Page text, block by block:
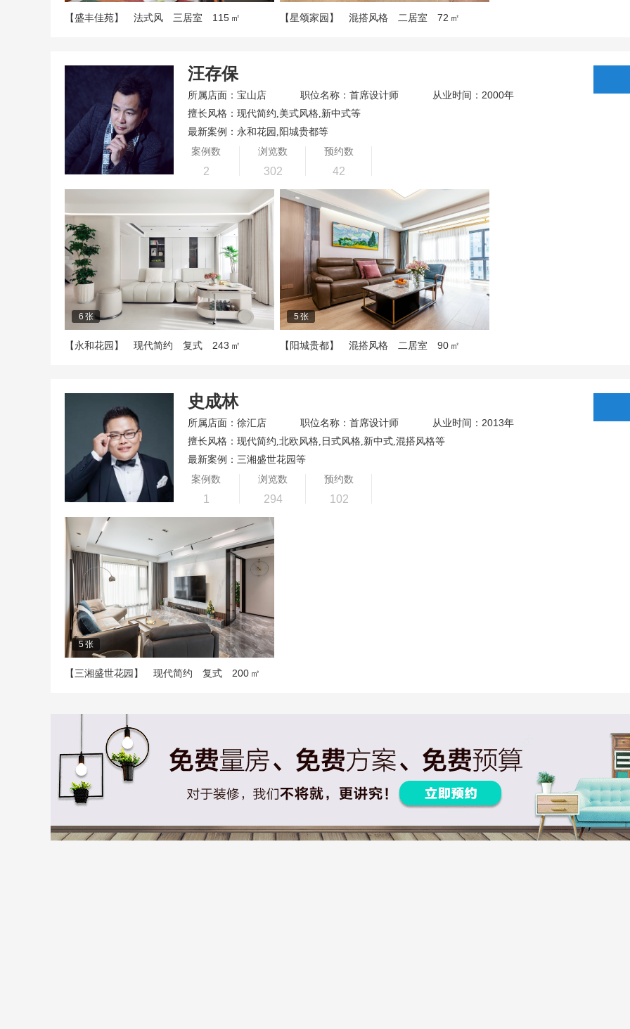
【盛丰佳苑】 法式风 三居室 115 ㎡ 【星颂家园】 混搭风格 二居室 72 ㎡
汪存保
所属店面：宝山店 职位名称：首席设计师 从业时间： 2000年
擅长风格：现代简约,美式风格,新中式等
最新案例：永和花园,阳城贵都等
案例数
2
浏览数
302
预约数
42
6 张
【永和花园】 现代简约 复式 243 ㎡
5张
【阳城贵都】 混搭风格 二居室 90 ㎡
史成林
所属店面：徐汇店 职位名称：首席设计师 从业时间： 2013年
擅长风格：现代简约,北欧风格,日式风格,新中式,混搭风格等
最新案例：三湘盛世花园等
案例数
1
浏览数
294
预约数
102
5张
【三湘盛世花园】 现代简约 复式 200 ㎡